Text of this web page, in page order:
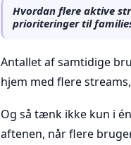
Hvordan flere aktive
prioriteringer til
Antallet af samtidige
hjem med flere
Og så tænk ikke kun i
aftenen, når flere